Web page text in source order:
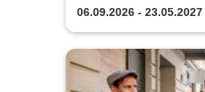
06.09.2026 - 23.05.2027